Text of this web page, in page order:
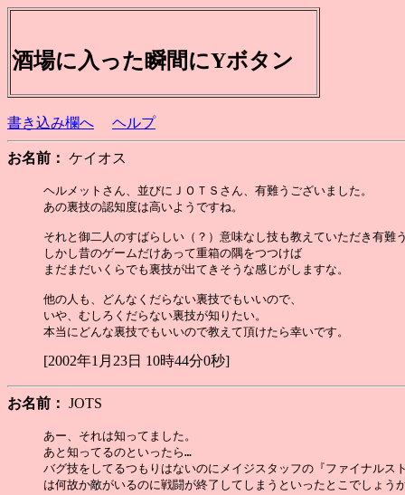
酒場に入った瞬間にYボタン
書き込み欄へ ヘルプ
お名前： ケイオス
ヘルメットさん、並びにＪＯＴＳさん、有難うございました。
あの裏技の認知度は高いようですね。
それと御二人のすばらしい（？）意味なし技も教えていただき有難
しかし昔のゲームだけあって重箱の隅をつつけば
まだまだいくらでも裏技が出てきそうな感じがしますな。
他の人も、どんなくだらない裏技でもいいので、
いや、むしろくだらない裏技が知りたい。
[2002年1月23日 10時44分0秒]
お名前： JOTS
あー、それは知ってました。
あと知ってるのといったら…
バグ技をしてるつもりはないのにメイジスタッフの『ファイナルス